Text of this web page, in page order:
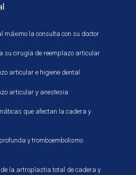
máximo la consulta con su doctor
su cirugía de reemplazo articular
articular e higiene dental
articular y anestesia
que afectan la cadera y
y tromboembolismo
la artroplastia total de cadera y